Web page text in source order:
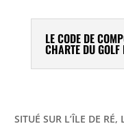
LE CODE DE
CHARTE DU
SITUÉ SUR L’ÎLE DE